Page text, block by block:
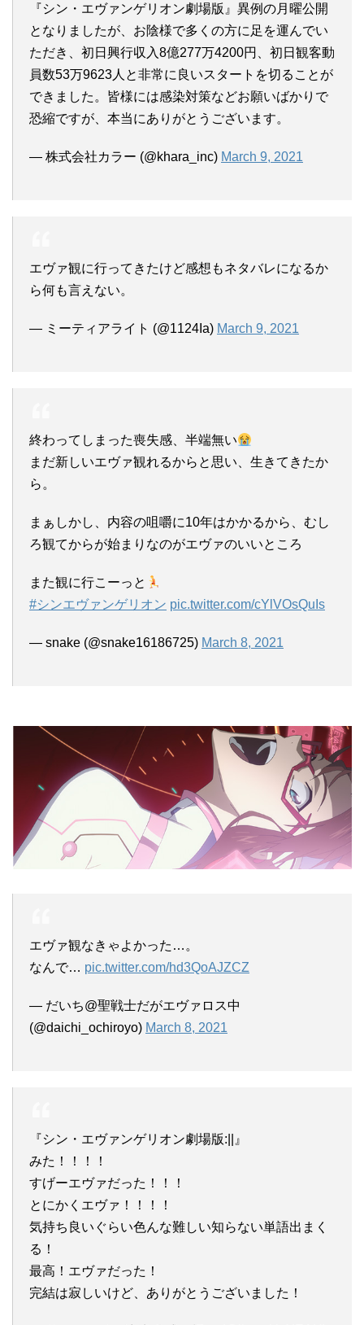
『シン・エヴァンゲリオン劇場版』異例の月曜公開
となりましたが、お陰様で多くの方に足を運んでい
ただき、初日興行収入8億277万4200円、初日観客動
員数53万9623人と非常に良いスタートを切ることが
できました。皆様には感染対策などお願いばかりで
恐縮ですが、本当にありがとうございます。
— 株式会社カラー (@khara_inc) March 9, 2021
エヴァ観に行ってきたけど感想もネタバレになるか
ら何も言えない。
— ミーティアライト (@1124Ia) March 9, 2021
終わってしまった喪失感、半端無い
まだ新しいエヴァ観れるからと思い、生きてきたか
ら。
まぁしかし、内容の咀嚼に10年はかかるから、むし
ろ観てからが始まりなのがエヴァのいいところ
また観に行こーっと
#シンエヴァンゲリオン pic.twitter.com/cYlVOsQuIs
— snake (@snake16186725) March 8, 2021
エヴァ観なきゃよかった…。
なんで… pic.twitter.com/hd3QoAJZCZ
— だいち@聖戦士だがエヴァロス中
(@daichi_ochiroyo) March 8, 2021
『シン・エヴァンゲリオン劇場版:||』
みた！！！！
すげーエヴァだった！！！
とにかくエヴァ！！！！
気持ち良いぐらい色んな難しい知らない単語出まく
る！
最高！エヴァだった！
完結は寂しいけど、ありがとうございました！